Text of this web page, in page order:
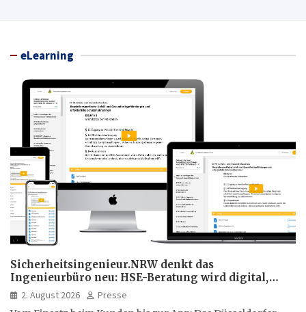
eLearning
Sicherheitsingenieur.NRW denkt das
Ingenieurbüro neu: HSE-Beratung wird digital,
hybrid und multimedial
2. August 2026
Presse